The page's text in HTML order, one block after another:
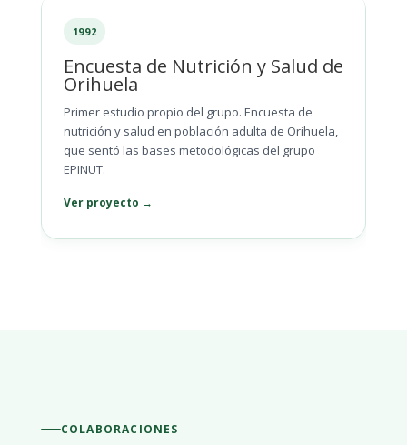
1992
Encuesta de Nutrición y Salud de
Orihuela
Primer estudio propio del grupo. Encuesta de
nutrición y salud en población adulta de Orihuela,
que sentó las bases metodológicas del grupo
EPINUT.
Ver proyecto →
COLABORACIONES